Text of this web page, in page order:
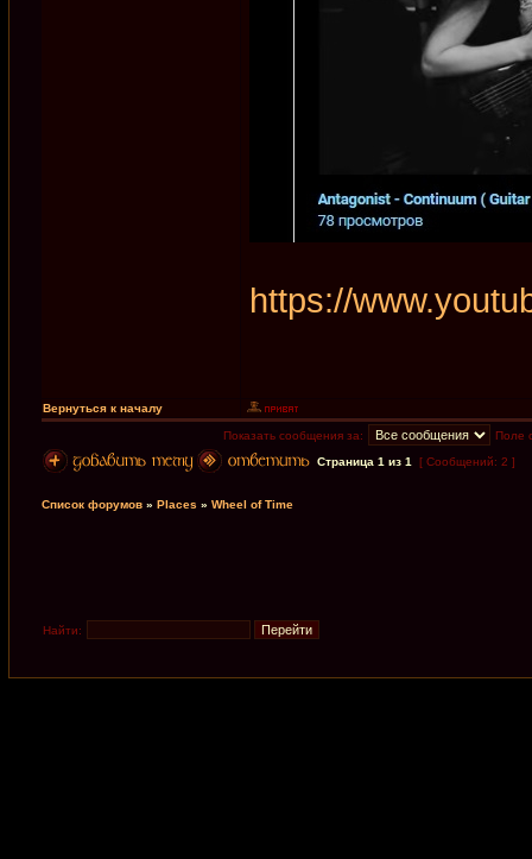
https://
Вернуться к началу
Показать сообщения за:
Поле
Страница 1 из 1 [ Сообщений: 2 ]
Список форумов » Places » Wheel of Time
Найти: